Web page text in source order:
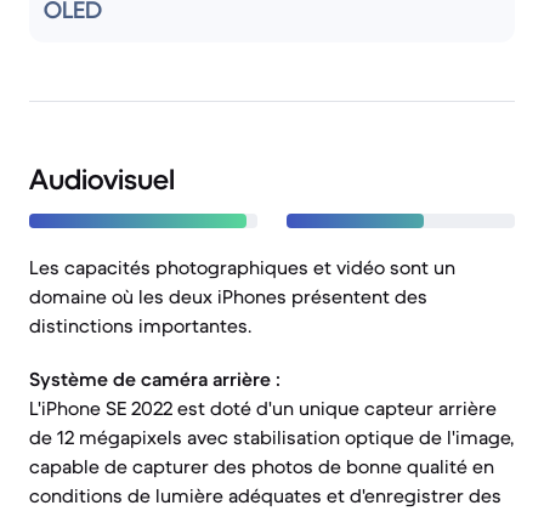
OLED
Audiovisuel
Les capacités photographiques et vidéo sont un
domaine où les deux iPhones présentent des
distinctions importantes.
Système de caméra arrière :
L'iPhone SE 2022 est doté d'un unique capteur arrière
de 12 mégapixels avec stabilisation optique de l'image,
capable de capturer des photos de bonne qualité en
conditions de lumière adéquates et d'enregistrer des